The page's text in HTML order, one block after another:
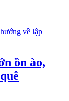
ồn ào,